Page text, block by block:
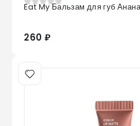
0 из 5
Eat My Бальзам для губ
260 ₽